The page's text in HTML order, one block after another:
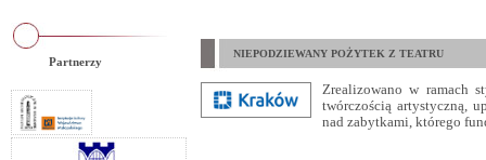
Partnerzy
NIEPODZIEWANY POŻYTEK Z TEATRU
Zrealizowano w ramach
twórczością artystyczną,
nad zabytkami, którego